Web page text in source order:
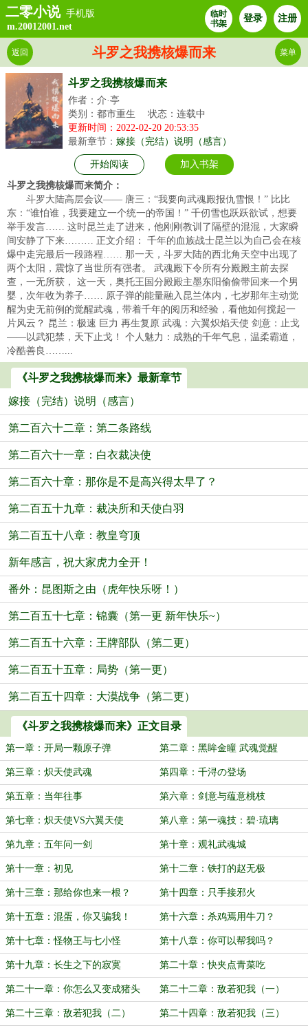
二零小说 手机版
m.20012001.net
临时
书架
登录 注册
斗罗之我携核爆而来
返回 菜单
斗罗之我携核爆而来
作者：介·亭
类别：都市重生
状态：连载中
更新时间：2022-02-20 20:53:35
最新章节： 嫁接（完结）说明（感言）
开始阅读 加入书架
斗罗之我携核爆而来简介：
斗罗大陆高层会议—— 唐三：“我要向武魂殿报仇雪恨！” 比比
东：“谁怕谁，我要建立一个统一的帝国！” 千仞雪也跃跃欲试，想要
举手发言…… 这时昆兰走了进来，他刚刚教训了隔壁的混混，大家瞬
间安静了下来……… 正文介绍： 千年的血族战士昆兰以为自己会在核
爆中走完最后一段路程…… 那一天，斗罗大陆的西北角天空中出现了
两个太阳，震惊了当世所有强者。 武魂殿下令所有分殿殿主前去探
查，一无所获， 这一天，奥托王国分殿殿主墨东阳偷偷带回来一个男
婴，次年收为养子…… 原子弹的能量融入昆兰体内，七岁那年主动觉
醒为史无前例的觉醒武魂，带着千年的阅历和经验，看他如何搅起一
片风云？ 昆兰：极速 巨力 再生复原 武魂：六翼炽焰天使 剑意：止戈
——以武犯禁，天下止戈！ 个人魅力：成熟的千年气息，温柔霸道，
冷酷善良……...
《斗罗之我携核爆而来》最新章节
嫁接（完结）说明（感言）
第二百六十二章：第二条路线
第二百六十一章：白衣裁决使
第二百六十章：那你是不是高兴得太早了？
第二百五十九章：裁决所和天使白羽
第二百五十八章：教皇穹顶
新年感言，祝大家虎力全开！
番外：昆图斯之由（虎年快乐呀！）
第二百五十七章：锦囊（第一更 新年快乐~）
第二百五十六章：王牌部队（第二更）
第二百五十五章：局势（第一更）
第二百五十四章：大漠战争（第二更）
《斗罗之我携核爆而来》正文目录
第一章：开局一颗原子弹 第二章：黑眸金瞳 武魂觉醒
第三章：炽天使武魂 第四章：千浔の登场
第五章：当年往事 第六章：剑意与蕴意桃枝
第七章：炽天使VS六翼天使 第八章：第一魂技：碧·琉璃
第九章：五年问一剑 第十章：观礼武魂城
第十一章：初见 第十二章：铁打的赵无极
第十三章：那给你也来一根？ 第十四章：只手接邪火
第十五章：混蛋，你又骗我！ 第十六章：杀鸡焉用牛刀？
第十七章：怪物王与七小怪 第十八章：你可以帮我吗？
第十九章：长生之下的寂寞 第二十章：快夹点青菜吃
第二十一章：你怎么又变成猪头
了？
第二十二章：敌若犯我（一）
第二十三章：敌若犯我（二） 第二十四章：敌若犯我（三）